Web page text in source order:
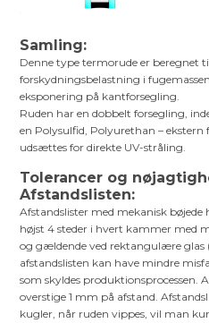
Samling:
Denne type termorude er beregnet
forskydningsbelastning i
eksponering på kantforsegling.
Ruden har en dobbelt forsegling,
en Polysulfid, Polyurethan – ekstern
udsættes for direkte UV-stråling.
Tolerancer og
Afstandslisten:
Afstandslister med mekanisk bøjede
højst 4 steder i hvert kammer med
og gældende ved rektangulære glas
afstandslisten kan have mindre
som skyldes produktionsprocessen.
overstige 1 mm på afstand.
kugler, når ruden vippes, vil man